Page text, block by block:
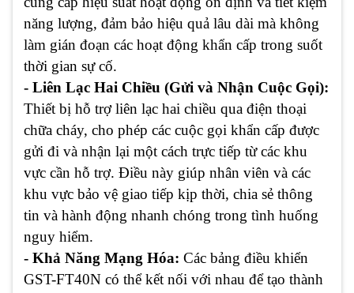
năng lượng, đảm bảo hiệu quả lâu dài mà không
làm gián đoạn các hoạt động khẩn cấp trong suốt
thời gian sự cố.
- Liên Lạc Hai Chiều (Gửi và Nhận Cuộc Gọi):
Thiết bị hỗ trợ liên lạc hai chiều qua điện thoại
chữa cháy, cho phép các cuộc gọi khẩn cấp được
gửi đi và nhận lại một cách trực tiếp từ các khu
vực cần hỗ trợ. Điều này giúp nhân viên và các
khu vực bảo vệ giao tiếp kịp thời, chia sẻ thông
tin và hành động nhanh chóng trong tình huống
nguy hiểm.
- Khả Năng Mạng Hóa: Các bảng điều khiển
GST-FT40N có thể kết nối với nhau để tạo thành